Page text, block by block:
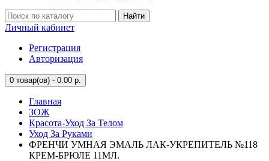
Найти
Личный кабинет
Регистрация
Авторизация
0 товар(ов) - 0.00 р.
Главная
ЗОЖ
Красота-Уход За Телом
Уход За Руками
ФРЕНЧИ УМНАЯ ЭМАЛЬ ЛАК-УКРЕПИТЕЛЬ №118
КРЕМ-БРЮЛЕ 11МЛ.